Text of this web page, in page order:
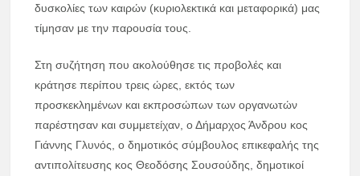
δυσκολίες των καιρών (κυριολεκτικά και μεταφορικά) μας
τίμησαν με την παρουσία τους.
Στη συζήτηση που ακολούθησε τις προβολές και
κράτησε περίπου τρεις ώρες, εκτός των
προσκεκλημένων και εκπροσώπων των οργανωτών
παρέστησαν και συμμετείχαν, ο Δήμαρχος Άνδρου κος
Γιάννης Γλυνός, ο δημοτικός σύμβουλος επικεφαλής της
αντιπολίτευσης κος Θεοδόσης Σουσούδης, δημοτικοί